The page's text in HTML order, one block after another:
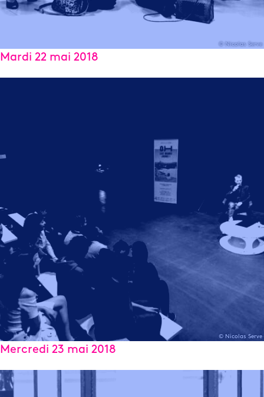
© Nicolas Serve
Mardi 22 mai 2018
© Nicolas Serve
Mercredi 23 mai 2018